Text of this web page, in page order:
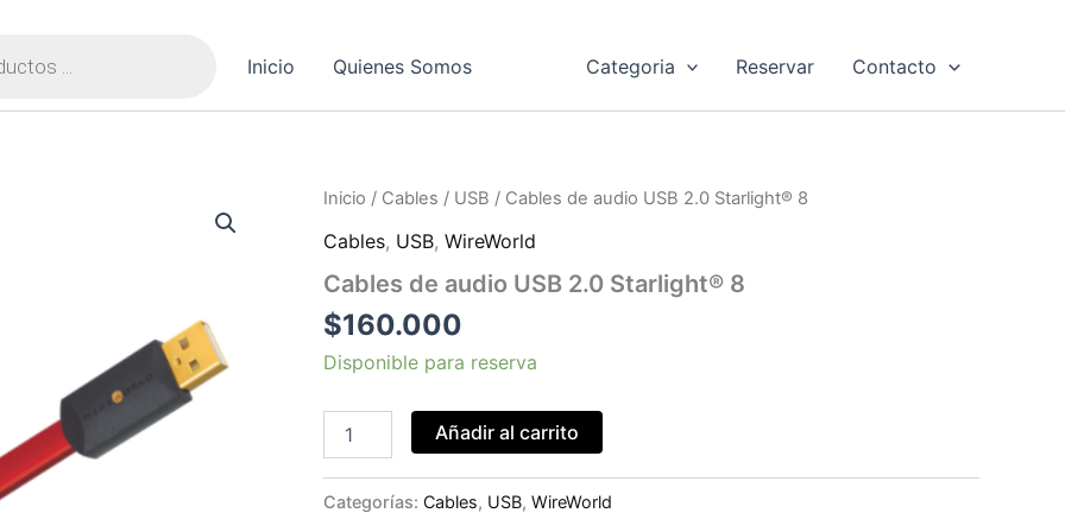
Inicio Quienes Somos Categoria Reservar Contacto
Inicio / Cables / USB / Cables de audio USB 2.0 Starlight® 8
Cables, USB, WireWorld
Cables de audio USB 2.0 Starlight® 8
$160.000
Disponible para reserva
Cables
audio
2.0
Starlight®
8
cantidad
Añadir al carrito
Categorías: Cables, USB, WireWorld